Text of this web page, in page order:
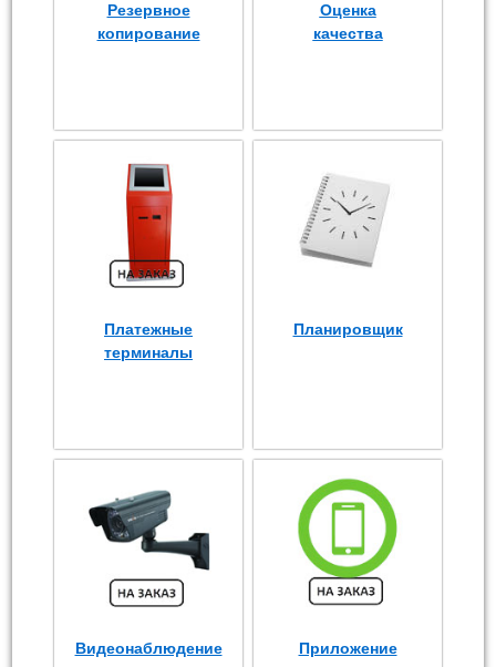
Резервное
копирование
Оценка
качества
Платежные
терминалы
Планировщик
Видеонаблюдение
Приложение